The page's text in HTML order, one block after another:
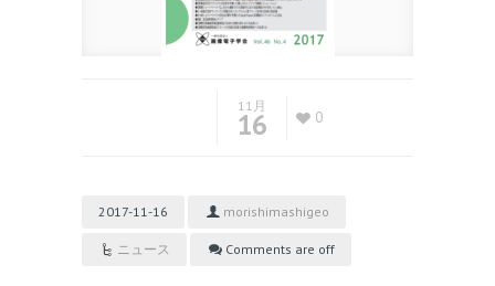
11月
16 0
2017-11-16 morishimashigeo
ニュース Comments are off